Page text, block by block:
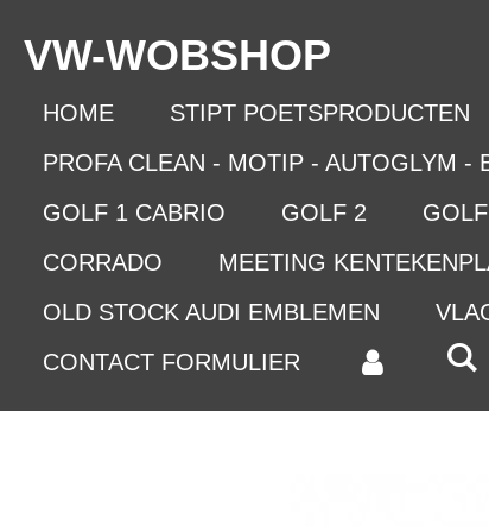
direct
VW-WOBSHOP
HOME STIPT POETSPRODUCTEN
PROFA CLEAN - MOTIP - AUTOGLYM -
GOLF 1 CABRIO
GOLF 2
CORRADO
MEETING
OLD STOCK AUDI EMBLEMEN
CONTACT FORMULIER